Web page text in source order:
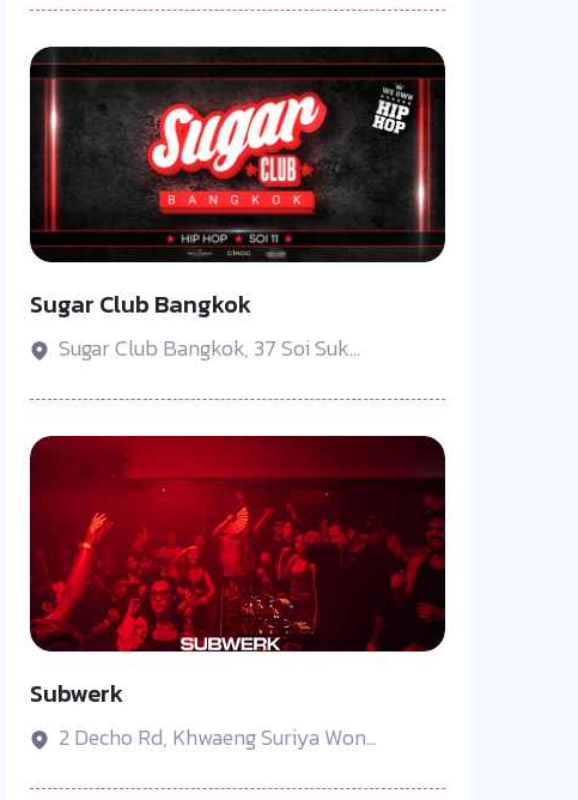
Sugar Club Bangkok
Sugar Club Bangkok, 37 Soi Suk...
Subwerk
2 Decho Rd, Khwaeng Suriya Won...